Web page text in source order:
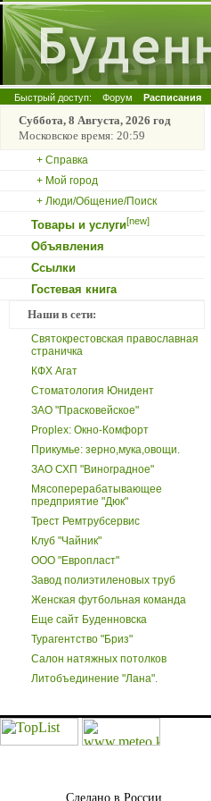
Быстрый доступ: Форум Расписания
Суббота, 8 Августа, 2026 год
Московское время: 20:59
+ Справка
+ Мой город
+ Люди/Общение/Поиск
Товары и услуги[new]
Объявления
Ссылки
Гостевая книга
Наши в сети:
Святокрестовская православная
страничка
КФХ Агат
Стоматология Юнидент
ЗАО "Прасковейское"
Proplex: Окно-Комфорт
Прикумье: зерно,мука,овощи.
ЗАО СХП "Виноградное"
Мясоперерабатывающее
предприятие "Дюк"
Трест Ремтрубсервис
Клуб "Чайник"
ООО "Европласт"
Завод полиэтиленовых труб
Женская футбольная команда
Еще сайт Буденновска
Турагентство "Бриз"
Салон натяжных потолков
Литобъединение "Лана".
Сделано в России.